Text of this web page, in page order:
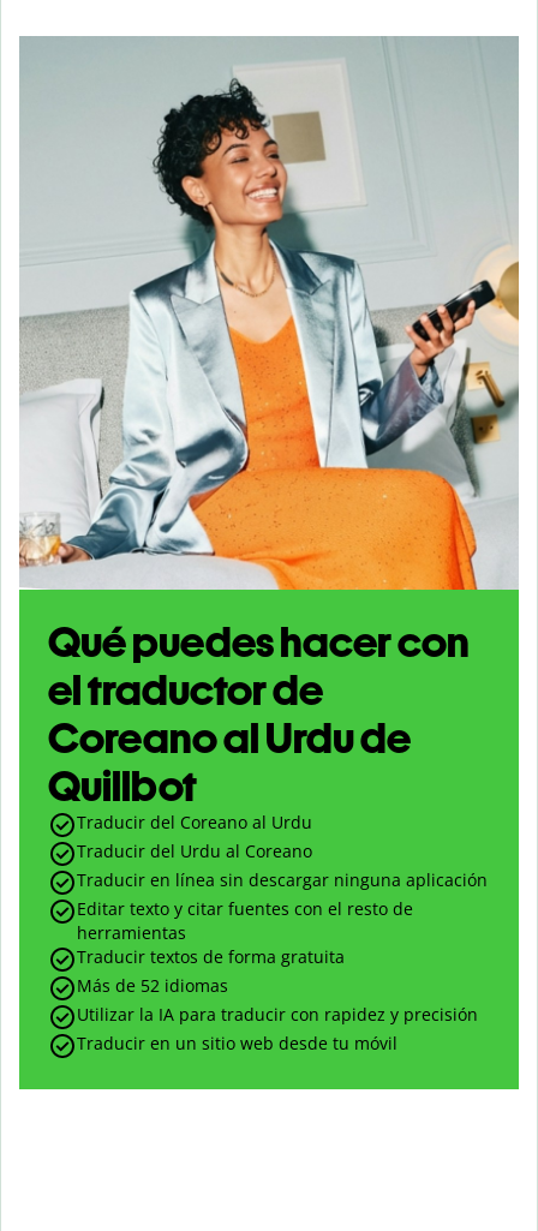
Qué puedes hacer con
el traductor de
Coreano al Urdu de
Quillbot
Traducir del Coreano al Urdu
Traducir del Urdu al Coreano
Traducir en línea sin descargar ninguna aplicación
Editar texto y citar fuentes con el resto de
herramientas
Traducir textos de forma gratuita
Más de 52 idiomas
Utilizar la IA para traducir con rapidez y precisión
Traducir en un sitio web desde tu móvil